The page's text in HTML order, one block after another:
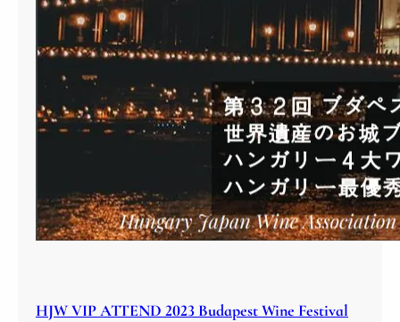
HJW VIP ATTEND 2023 Budapest Wine Festival